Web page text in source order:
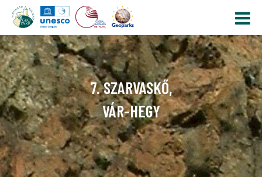
7. SZARVASKŐ,
VÁR-HEGY